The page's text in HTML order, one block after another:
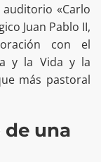
«Carlo
Juan Pablo II,
con el
y la Vida y la
más pastoral
una